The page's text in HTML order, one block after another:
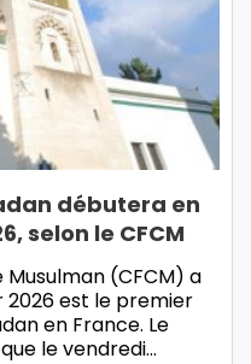
débutera en
selon le CFCM
Musulman (CFCM) a
2026 est le premier
en France. Le
le vendredi…